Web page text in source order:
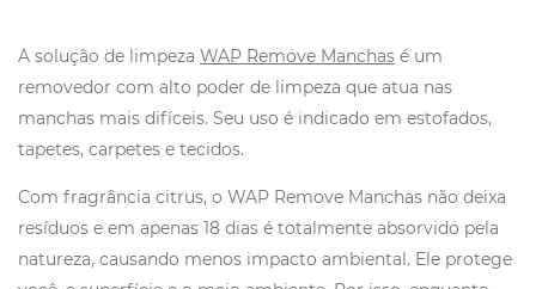
A solução de limpeza WAP Remove Manchas é um
removedor com alto poder de limpeza que atua nas
manchas mais difíceis. Seu uso é indicado em estofados,
tapetes, carpetes e tecidos.
Com fragrância citrus, o WAP Remove Manchas não deixa
resíduos e em apenas 18 dias é totalmente absorvido pela
natureza, causando menos impacto ambiental. Ele protege